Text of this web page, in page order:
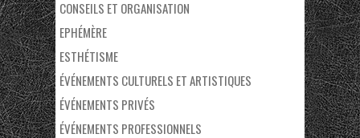
CONSEILS ET ORGANISATION
EPHÉMÈRE
ESTHÉTISME
ÉVÉNEMENTS CULTURELS ET ARTISTIQUES
ÉVÉNEMENTS PRIVÉS
ÉVÉNEMENTS PROFESSIONNELS